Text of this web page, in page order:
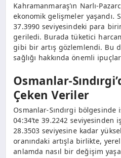
Kahramanmaraş’ın Narlı-
ekonomik gelişmeler yaşandı.
37.3990 seviyesindeki para
geriledi. Burada tüketici
gibi bir artış gözlemlendi. Bu
sağlığı hakkında önemli
Osmanlar-
Çeken Veriler
Osmanlar-Sındırgi bölgesinde
04:34’te 39.2242
28.3503 seviyesine kadar
oranındaki artışla birlikte,
anlamda nasıl bir değişim